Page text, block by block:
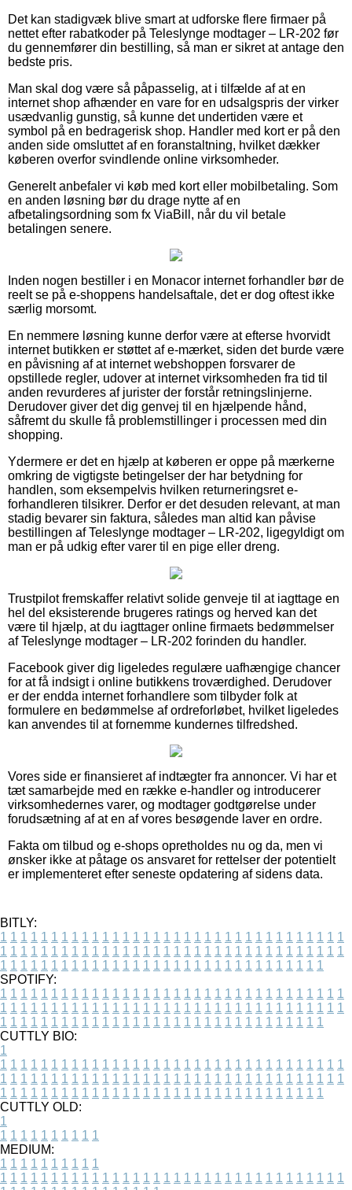
Det kan stadigvæk blive smart at udforske flere firmaer på
nettet efter rabatkoder på Teleslynge modtager – LR-202 før
du gennemfører din bestilling, så man er sikret at antage den
bedste pris.
Man skal dog være så påpasselig, at i tilfælde af at en
internet shop afhænder en vare for en udsalgspris der virker
usædvanlig gunstig, så kunne det undertiden være et
symbol på en bedragerisk shop. Handler med kort er på den
anden side omsluttet af en foranstaltning, hvilket dækker
køberen overfor svindlende online virksomheder.
Generelt anbefaler vi køb med kort eller mobilbetaling. Som
en anden løsning bør du drage nytte af en
afbetalingsordning som fx ViaBill, når du vil betale
betalingen senere.
Inden nogen bestiller i en Monacor internet forhandler bør de
reelt se på e-shoppens handelsaftale, det er dog oftest ikke
særlig morsomt.
En nemmere løsning kunne derfor være at efterse hvorvidt
internet butikken er støttet af e-mærket, siden det burde være
en påvisning af at internet webshoppen forsvarer de
opstillede regler, udover at internet virksomheden fra tid til
anden revurderes af jurister der forstår retningslinjerne.
Derudover giver det dig genvej til en hjælpende hånd,
såfremt du skulle få problemstillinger i processen med din
shopping.
Ydermere er det en hjælp at køberen er oppe på mærkerne
omkring de vigtigste betingelser der har betydning for
handlen, som eksempelvis hvilken returneringsret e-
forhandleren tilsikrer. Derfor er det desuden relevant, at man
stadig bevarer sin faktura, således man altid kan påvise
bestillingen af Teleslynge modtager – LR-202, ligegyldigt om
man er på udkig efter varer til en pige eller dreng.
Trustpilot fremskaffer relativt solide genveje til at iagttage en
hel del eksisterende brugeres ratings og herved kan det
være til hjælp, at du iagttager online firmaets bedømmelser
af Teleslynge modtager – LR-202 forinden du handler.
Facebook giver dig ligeledes regulære uafhængige chancer
for at få indsigt i online butikkens troværdighed. Derudover
er der endda internet forhandlere som tilbyder folk at
formulere en bedømmelse af ordreforløbet, hvilket ligeledes
kan anvendes til at fornemme kundernes tilfredshed.
Vores side er finansieret af indtægter fra annoncer. Vi har et
tæt samarbejde med en række e-handler og introducerer
virksomhedernes varer, og modtager godtgørelse under
forudsætning af at en af vores besøgende laver en ordre.
Fakta om tilbud og e-shops opretholdes nu og da, men vi
ønsker ikke at påtage os ansvaret for rettelser der potentielt
er implementeret efter seneste opdatering af sidens data.
BITLY:
1 1 1 1 1 1 1 1 1 1 1 1 1 1 1 1 1 1 1 1 1 1 1 1 1 1 1 1 1 1 1 1 1 1
1 1 1 1 1 1 1 1 1 1 1 1 1 1 1 1 1 1 1 1 1 1 1 1 1 1 1 1 1 1 1 1 1 1
1 1 1 1 1 1 1 1 1 1 1 1 1 1 1 1 1 1 1 1 1 1 1 1 1 1 1 1 1 1 1 1
SPOTIFY:
1 1 1 1 1 1 1 1 1 1 1 1 1 1 1 1 1 1 1 1 1 1 1 1 1 1 1 1 1 1 1 1 1 1
1 1 1 1 1 1 1 1 1 1 1 1 1 1 1 1 1 1 1 1 1 1 1 1 1 1 1 1 1 1 1 1 1 1
1 1 1 1 1 1 1 1 1 1 1 1 1 1 1 1 1 1 1 1 1 1 1 1 1 1 1 1 1 1 1 1
CUTTLY BIO:
1
1 1 1 1 1 1 1 1 1 1 1 1 1 1 1 1 1 1 1 1 1 1 1 1 1 1 1 1 1 1 1 1 1 1
1 1 1 1 1 1 1 1 1 1 1 1 1 1 1 1 1 1 1 1 1 1 1 1 1 1 1 1 1 1 1 1 1 1
1 1 1 1 1 1 1 1 1 1 1 1 1 1 1 1 1 1 1 1 1 1 1 1 1 1 1 1 1 1 1 1
CUTTLY OLD:
1
1 1 1 1 1 1 1 1 1 1
MEDIUM:
1 1 1 1 1 1 1 1 1 1
1 1 1 1 1 1 1 1 1 1 1 1 1 1 1 1 1 1 1 1 1 1 1 1 1 1 1 1 1 1 1 1 1 1